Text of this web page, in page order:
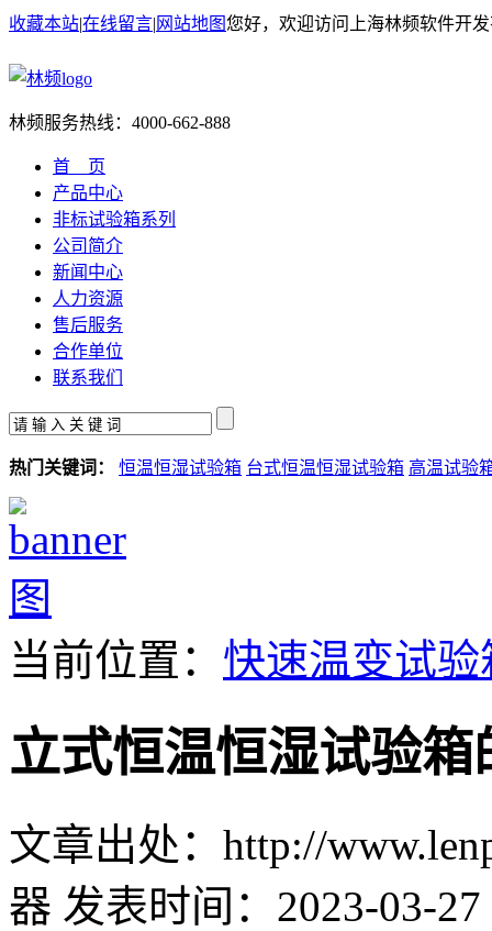
收藏本站|在线留言| 网站地图您好，欢迎访问上海林频软件开
林频服务热线： 4000-662-888
首 页
产品中心
非标试验箱系列
公司简介
新闻中心
人力资源
售后服务
合作单位
联系我们
热门关键词： 恒温恒湿试验箱 台式恒温恒湿试验箱 高温试验
当前位置： 快速温变试验
立式恒温恒湿试验箱
文章出处：http://
器 发表时间：2023-03-27